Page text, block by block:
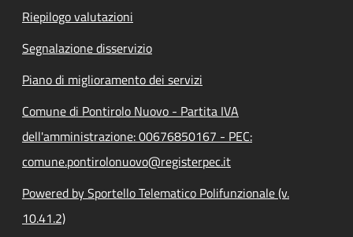
Riepilogo valutazioni
Segnalazione disservizio
Piano di miglioramento dei servizi
Comune di Pontirolo Nuovo - Partita IVA
dell'amministrazione: 00676850167 - PEC:
comune.pontirolonuovo@registerpec.it
Powered by Sportello Telematico Polifunzionale (v.
10.41.2)